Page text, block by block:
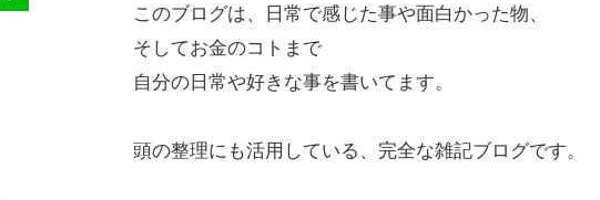
このブログは、日常で感じた事や面白かった物、
そしてお金のコトまで
自分の日常や好きな事を書いてます。
頭の整理にも活用している、完全な雑記ブログです。